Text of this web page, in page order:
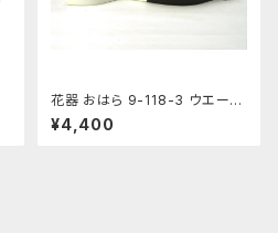
花器 おはら 9-118-3 ウエーブ
小黒ツヤ 花瓶 フラワーベース
水盤
¥4,400